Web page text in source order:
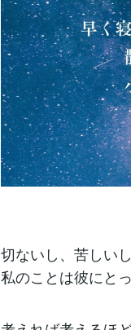
切ないし、苦しい
私のことは彼にと